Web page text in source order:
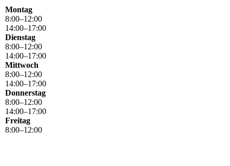
Montag
8:00–12:00
14:00–17:00
Dienstag
8:00–12:00
14:00–17:00
Mittwoch
8:00–12:00
14:00–17:00
Donnerstag
8:00–12:00
14:00–17:00
Freitag
8:00–12:00